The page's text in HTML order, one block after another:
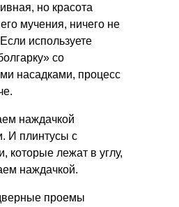
но красота
мучения, ничего не
используете
со
насадками, процесс
наждачкой
И плинтусы с
которые лежат в углу,
наждачкой.
проемы